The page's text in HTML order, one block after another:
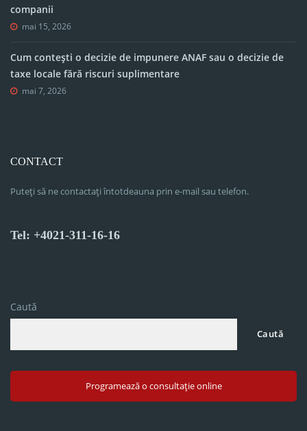
companii
mai 15, 2026
Cum contești o decizie de impunere ANAF sau o decizie de
taxe locale fără riscuri suplimentare
mai 7, 2026
CONTACT
Puteți să ne contactați întotdeauna prin e-mail sau telefon.
Tel: +4021-311-16-16
Caută
Caută
Programează o consultație online